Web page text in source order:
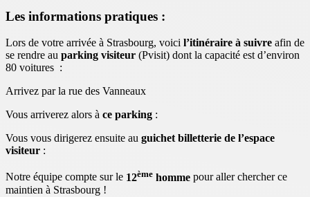
Les informations pratiques :
Lors de votre arrivée à Strasbourg, voici l’itinéraire à suivre afin de
se rendre au parking visiteur (Pvisit) dont la capacité est d’environ
80 voitures :
Arrivez par la rue des Vanneaux
Vous arriverez alors à ce parking :
Vous vous dirigerez ensuite au guichet billetterie de l’espace
visiteur :
Notre équipe compte sur le 12ème homme pour aller chercher ce
maintien à Strasbourg !